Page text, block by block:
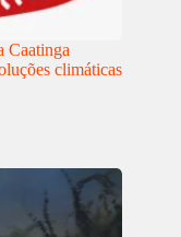
Caatinga
climáticas